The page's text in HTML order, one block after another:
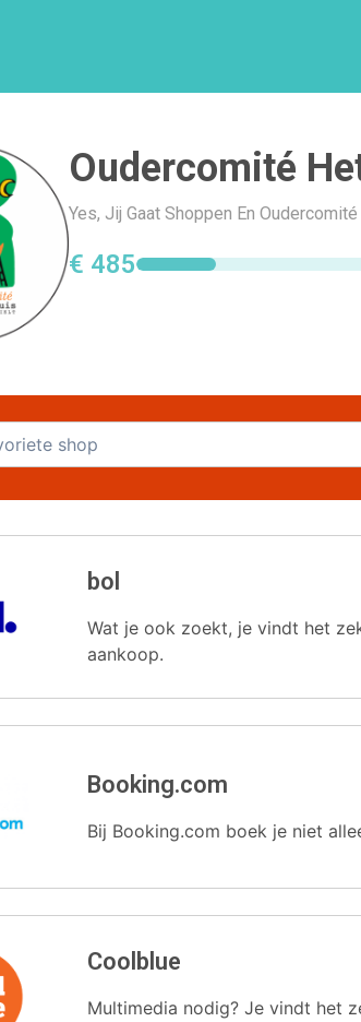
Oudercomité
Yes, Jij Gaat Shoppen En
€ 485
bol
Wat je ook zoekt, je vindt het
aankoop.
Booking.com
Bij Booking.com boek je niet
Coolblue
Multimedia nodig? Je vindt het